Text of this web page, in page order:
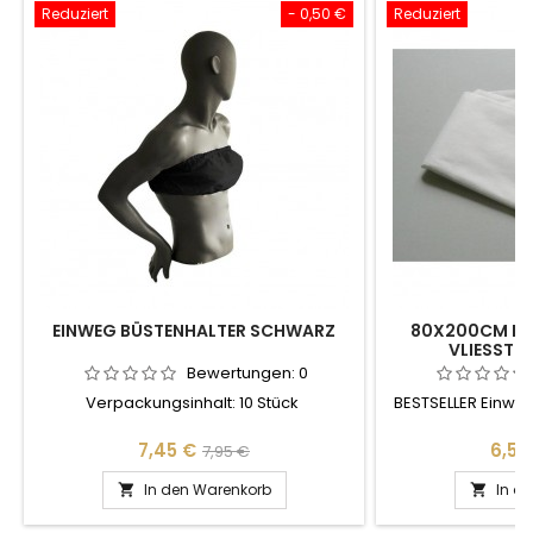
- 0,50 €
Reduziert
EINWEG BÜSTENHALTER SCHWARZ
Bewertungen: 0
Verpackungsinhalt: 10 Stück
Preis
7,45 € Verkaufspreis
7,95 €
 In den Warenkorb
Reduziert
80X200CM
BESTSELLER
Preis
 In